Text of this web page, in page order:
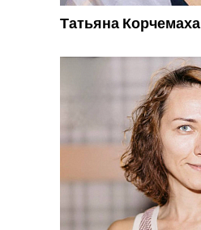
Татьяна Корчемаха